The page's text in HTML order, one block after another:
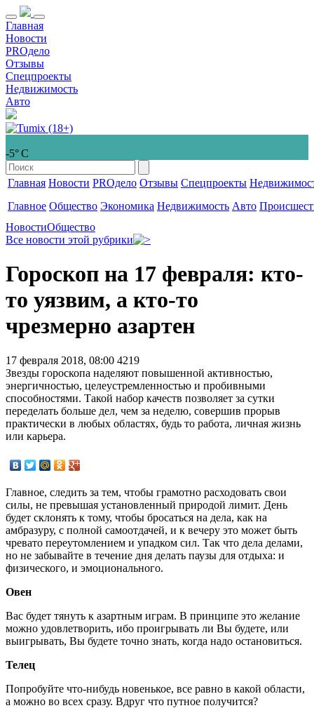
Главная
Новости
PROдело
Отзывы
Спецпроекты
Недвижимость
Авто
-5° С
Главная Новости PROдело Отзывы Спецпроекты
Главное Общество Экономика Недвижимость Авто
НовостиОбщество
Все новости этой рубрики
Гороскоп на 17 февраля: кто-
то уязвим, а кто-то
чрезмерно азартен
17 февраля 2018, 08:00 4219
Звезды гороскопа наделяют повышенной активностью,
энергичностью, целеустремленностью и пробивными
способностями. Такой набор качеств позволяет за сутки
переделать больше дел, чем за неделю, совершив прорыв
практически в любых областях, будь то работа, личная жизнь
или карьера.
Главное, следить за тем, чтобы грамотно расходовать свои
силы, не превышая установленный природой лимит. День
будет склонять к тому, чтобы бросаться на дела, как на
амбразуру, с полной самоотдачей, и к вечеру это может быть
чревато переутомлением и упадком сил. Так что дела делами,
но не забывайте в течение дня делать паузы для отдыха: и
физического, и эмоционального.
Овен
Вас будет тянуть к азартным играм. В принципе это желание
можно удовлетворить, ибо проигрывать ли Вы будете, или
выигрывать, Вы будете точно знать, когда надо остановиться.
Телец
Попробуйте что-нибудь новенькое, все равно в какой области,
а можно во всех сразу. Вдруг что путное получится?